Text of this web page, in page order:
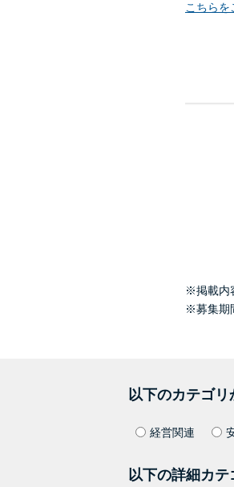
こちら
※掲載内
※募集期
以下のカテゴ
経営関連
以下の詳細カテ